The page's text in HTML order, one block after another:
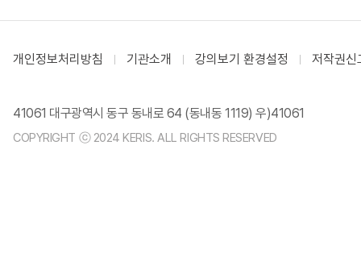
개인정보처리방침 기관소개 강의보기 환경설정 저작권신
41061 대구광역시 동구 동내로 64 (동내동 1119) 우)41061
COPYRIGHT ⓒ 2024 KERIS. ALL RIGHTS RESERVED